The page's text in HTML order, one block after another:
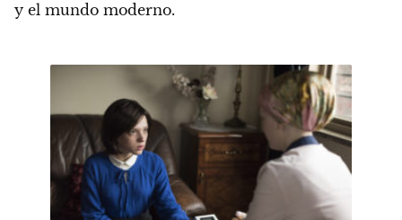
y el mundo moderno.